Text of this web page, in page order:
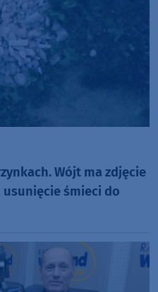
Wójt ma zdjęcie
usunięcie śmieci do